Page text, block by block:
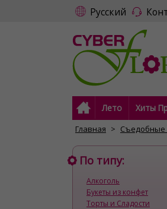
Русский
Лето Хиты
Главная Съедобные
По типу:
Алкоголь
Букеты из конфет
Торты и Cладости